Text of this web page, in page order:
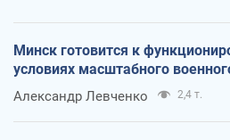
Минск готовится к
условиях масштабного
Александр Левченко 2,4 т.